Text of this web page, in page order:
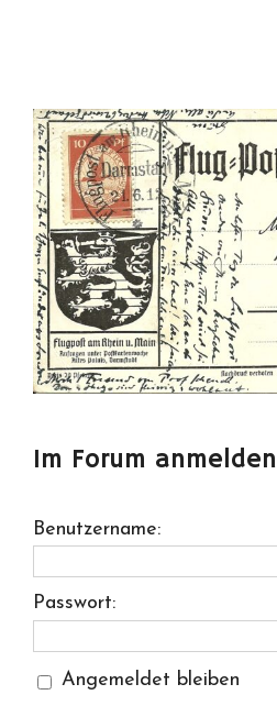
Im Forum anmelden
Benutzername:
Passwort:
Angemeldet bleiben